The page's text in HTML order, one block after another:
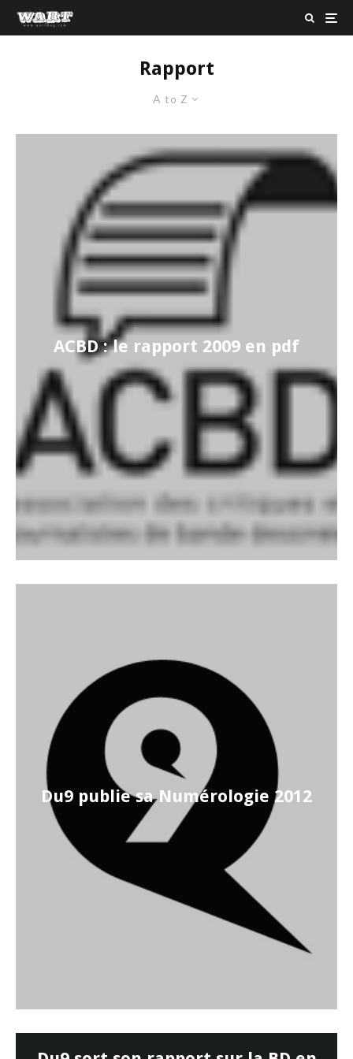
Rapport
A to Z
ACBD : le rapport 2009 en pdf
Du9 publie sa Numérologie 2012